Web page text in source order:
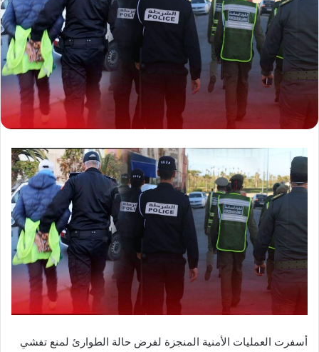
أسفرت العمليات الأمنية المنجزة لفرض حالة الطوارئ لمنع تفشي